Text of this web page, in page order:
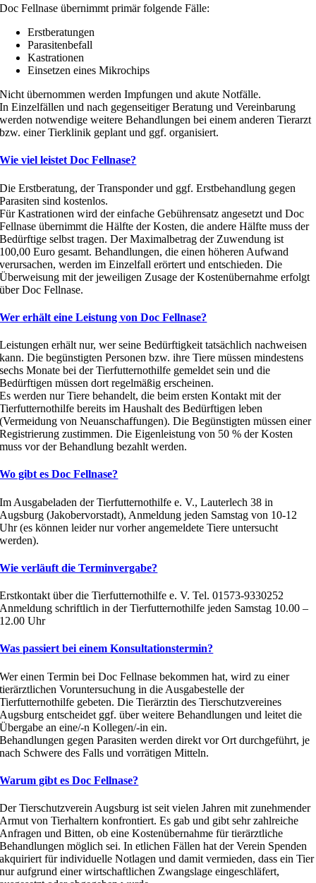
Doc Fellnase übernimmt primär folgende Fälle:
Erstberatungen
Parasitenbefall
Kastrationen
Einsetzen eines Mikrochips
Nicht übernommen werden Impfungen und akute Notfälle.
In Einzelfällen und nach gegenseitiger Beratung und Vereinbarung
werden notwendige weitere Behandlungen bei einem anderen Tierarzt
bzw. einer Tierklinik geplant und ggf. organisiert.
Wie viel leistet Doc Fellnase?
Die Erstberatung, der Transponder und ggf. Erstbehandlung gegen
Parasiten sind kostenlos.
Für Kastrationen wird der einfache Gebührensatz angesetzt und Doc
Fellnase übernimmt die Hälfte der Kosten, die andere Hälfte muss der
Bedürftige selbst tragen. Der Maximalbetrag der Zuwendung ist
100,00 Euro gesamt. Behandlungen, die einen höheren Aufwand
verursachen, werden im Einzelfall erörtert und entschieden. Die
Überweisung mit der jeweiligen Zusage der Kostenübernahme erfolgt
über Doc Fellnase.
Wer erhält eine Leistung von Doc Fellnase?
Leistungen erhält nur, wer seine Bedürftigkeit tatsächlich nachweisen
kann. Die begünstigten Personen bzw. ihre Tiere müssen mindestens
sechs Monate bei der Tierfutternothilfe gemeldet sein und die
Bedürftigen müssen dort regelmäßig erscheinen.
Es werden nur Tiere behandelt, die beim ersten Kontakt mit der
Tierfutternothilfe bereits im Haushalt des Bedürftigen leben
(Vermeidung von Neuanschaffungen). Die Begünstigten müssen einer
Registrierung zustimmen. Die Eigenleistung von 50 % der Kosten
muss vor der Behandlung bezahlt werden.
Wo gibt es Doc Fellnase?
Im Ausgabeladen der Tierfutternothilfe e. V., Lauterlech 38 in
Augsburg (Jakobervorstadt), Anmeldung jeden Samstag von 10-12
Uhr (es können leider nur vorher angemeldete Tiere untersucht
werden).
Wie verläuft die Terminvergabe?
Erstkontakt über die Tierfutternothilfe e. V. Tel. 01573-9330252
Anmeldung schriftlich in der Tierfutternothilfe jeden Samstag 10.00 –
12.00 Uhr
Was passiert bei einem Konsultationstermin?
Wer einen Termin bei Doc Fellnase bekommen hat, wird zu einer
tierärztlichen Voruntersuchung in die Ausgabestelle der
Tierfutternothilfe gebeten. Die Tierärztin des Tierschutzvereines
Augsburg entscheidet ggf. über weitere Behandlungen und leitet die
Übergabe an eine/-n Kollegen/-in ein.
Behandlungen gegen Parasiten werden direkt vor Ort durchgeführt, je
nach Schwere des Falls und vorrätigen Mitteln.
Warum gibt es Doc Fellnase?
Der Tierschutzverein Augsburg ist seit vielen Jahren mit zunehmender
Armut von Tierhaltern konfrontiert. Es gab und gibt sehr zahlreiche
Anfragen und Bitten, ob eine Kostenübernahme für tierärztliche
Behandlungen möglich sei. In etlichen Fällen hat der Verein Spenden
akquiriert für individuelle Notlagen und damit vermieden, dass ein Tier
nur aufgrund einer wirtschaftlichen Zwangslage eingeschläfert,